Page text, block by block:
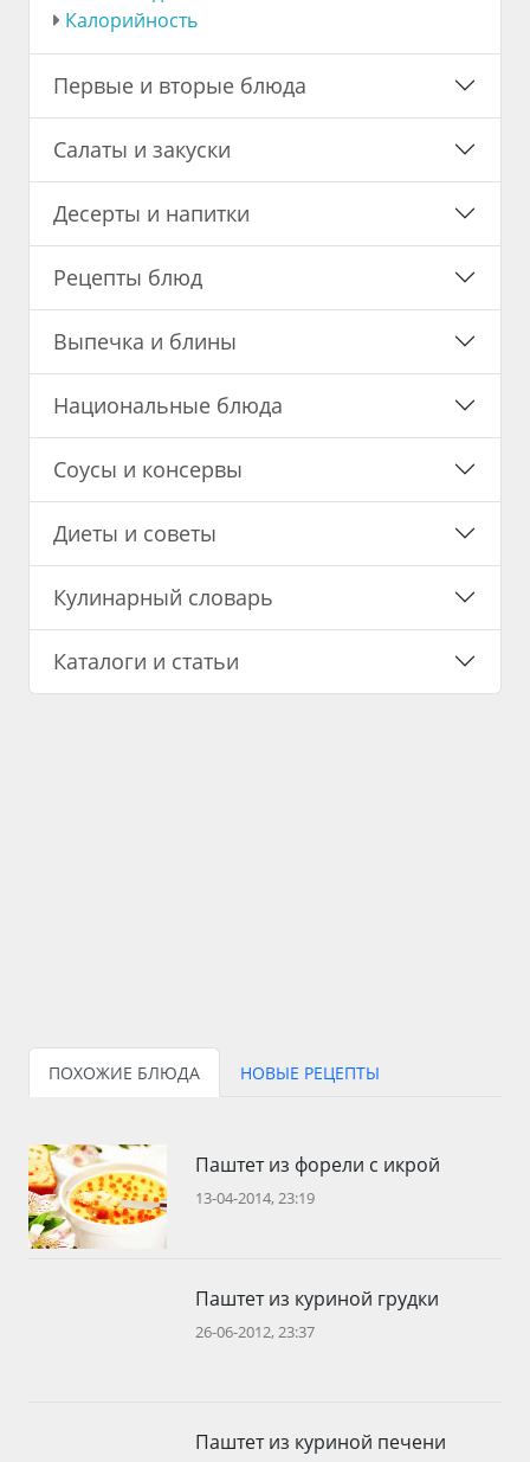
Калорийность
Первые и вторые блюда
Салаты и закуски
Десерты и напитки
Рецепты блюд
Выпечка и блины
Национальные блюда
Соусы и консервы
Диеты и советы
Кулинарный словарь
Каталоги и статьи
ПОХОЖИЕ БЛЮДА НОВЫЕ РЕЦЕПТЫ
Паштет из форели с икрой
13-04-2014, 23:19
Паштет из куриной грудки
26-06-2012, 23:37
Паштет из куриной печени